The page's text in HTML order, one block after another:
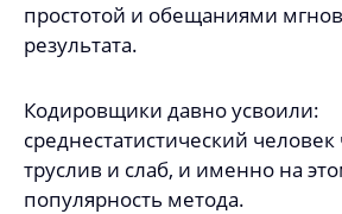
простотой и обещаниями
результата.
Кодировщики давно усвоили:
среднестатистический человек
труслив и слаб, и именно на
популярность метода.